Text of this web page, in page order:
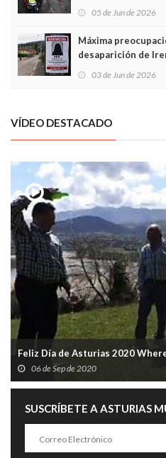
frontal
05 de Jun de 2026
Máxima
desaparición de
03 de Jun de 2026
VÍDEO DESTACADO
Feliz Día de Asturias 2020
06 de Sep de 2020
SUSCRÍBETE A ASTURIAS